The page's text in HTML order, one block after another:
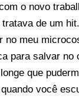
o novo
de um
meu
para salvar no
que
você